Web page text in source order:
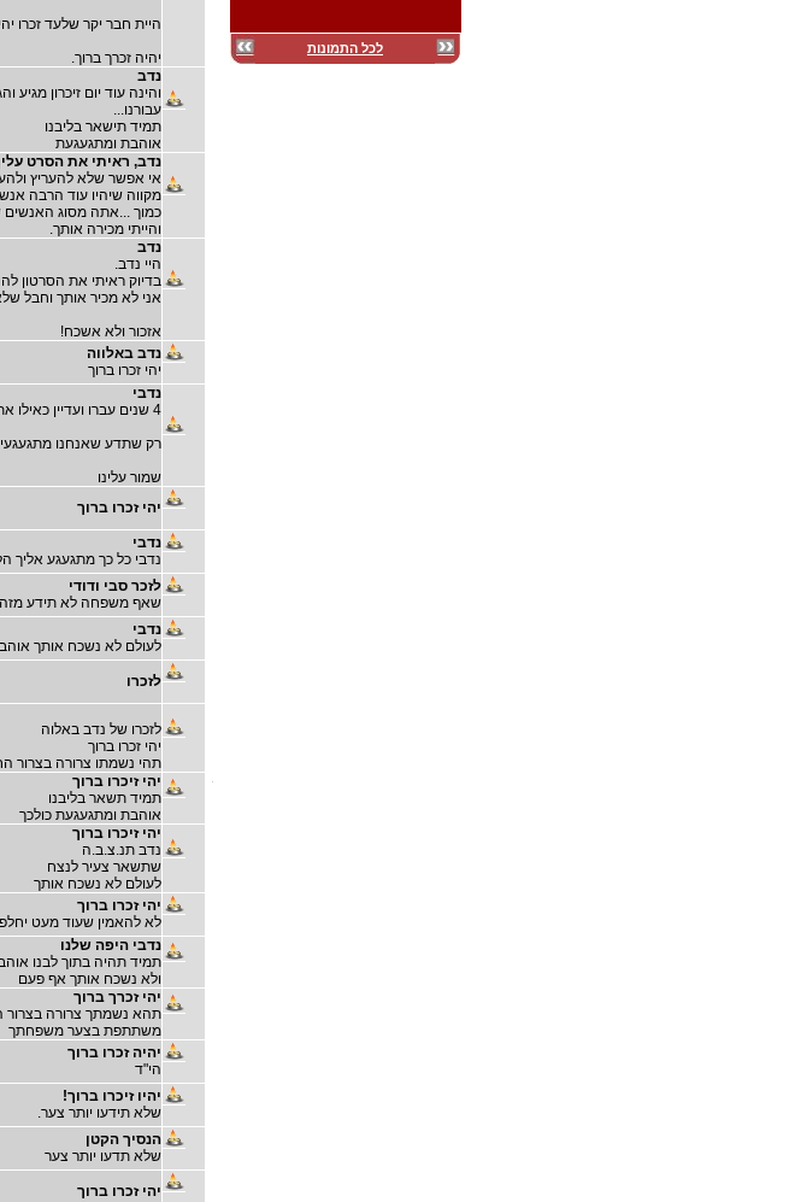
היית חבר יקר שלעד זכרו
יהיה זכרך ברוך.
נדב
והינה עוד יום זיכרון
עבורנו...
תמיד תישאר בליבנו
אוהבת ומתגעגעת
נדב, ראיתי את הסרט
אי אפשר שלא להעריץ
מקווה שיהיו עוד הרבה
כמוך ...אתה מסוג האנשים
והייתי מכירה אותך.
נדב
היי נדב.
בדיוק ראיתי את הסרטון
אני לא מכיר אותך וחבל
אזכור ולא אשכח!
נדב באלווה
יהי זכרו ברוך
נדבי
4 שנים עברו ועדיין כאילו אתה כאן איתנו מסתכל וכאילו לא קרה כלום
רק שתדע שאנחנו
שמור עלינו
יהי זכרו ברוך
נדבי
נדבי כל כך מתגעגע אליך
לזכר סבי ודודי
שאף משפחה לא תידע
נדבי
לעולם לא נשכח אותך
לזכרו
לזכרו של נדב באלוה
יהי זכרו ברוך
תהי נשמתו צרורה בצרור
יהי זיכרו ברוך
תמיד תשאר בליבנו
אוהבת ומתגעגעת כולכך
יהי זיכרו ברוך
נדב תנ.צ.ב.ה
שתשאר צעיר לנצח
לעולם לא נשכח אותך
יהי זכרו ברוך
לא להאמין שעוד מעט
נדבי היפה שלנו
תמיד תהיה בתוך לבנו
ולא נשכח אותך אף פעם
יהי זכרך ברוך
תהא נשמתך צרורה בצרור
משתתפת בצער משפחתך
יהיה זכרו ברוך
הי"ד
יהיו זיכרו ברוך!
שלא תידעו יותר צער.
הנסיך הקטן
שלא תדעו יותר צער
יהי זכרו ברוך
לכל התמונות